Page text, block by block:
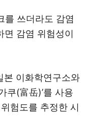
를 쓰더라도 감염
감염 위험성이
본 이화학연구소와
쿠(富岳)’를 사용
험도를 추정한 시